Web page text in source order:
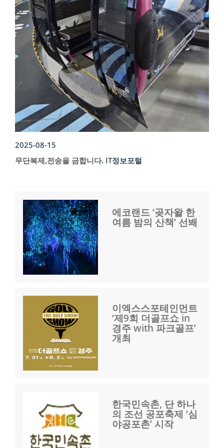
2025-08-15
무단복제,전송을 금합니다. IT정보포털
에코랜드 ‘곶자왈 한
여름 밤의 산책’ 선봬
이엑스스포테인먼트
‘제9회 더골프쇼 in
경주 with 파크골프’
개최
한국민속촌, 단 하나
의 조선 공포축제 ‘심
야공포촌’ 시작